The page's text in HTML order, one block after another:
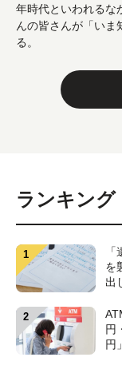
年時代といわれるな
んの皆さんが「いま
る。
ランキング
を
出
円
円